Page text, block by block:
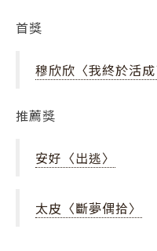
首獎
穆欣欣〈我終於活
推薦獎
安好〈出逃〉
太皮〈斷夢偶拾〉